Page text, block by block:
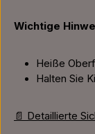
Wichtige
Heiße
Halten Sie
📄 Detaillierte